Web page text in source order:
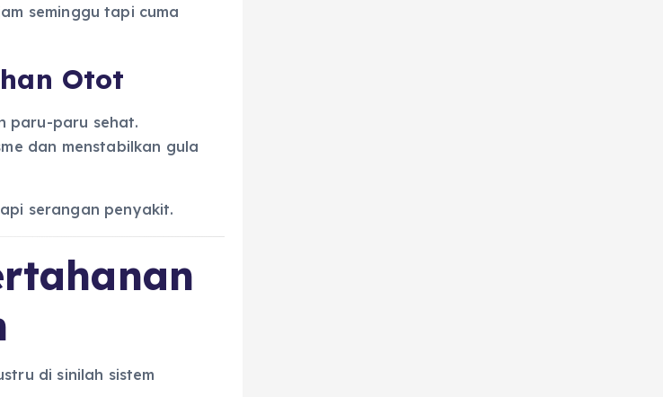
seminggu tapi cuma
Otot
paru-paru sehat.
dan menstabilkan gula
serangan penyakit.
di sinilah sistem